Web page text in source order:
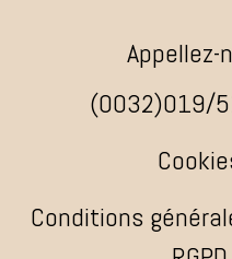
Appellez-
(0032)019/
Conditions